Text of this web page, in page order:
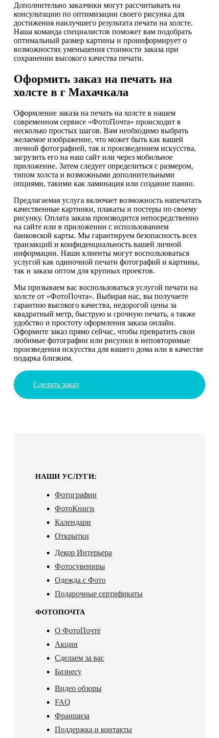
Дополнительно заказчики могут рассчитывать на
консультацию по оптимизации своего рисунка для
достижения наилучшего результата печати на холсте.
Наша команда специалистов поможет вам подобрать
оптимальный размер картины и проинформирует о
возможностях уменьшения стоимости заказа при
сохранении высокого качества печати.
Оформить заказ на печать на
холсте в г Махачкала
Оформление заказа на печать на холсте в нашем
современном сервисе «ФотоПочта» происходит в
несколько простых шагов. Вам необходимо выбрать
желаемое изображение, что может быть как вашей
личной фотографией, так и произведением искусства,
загрузить его на наш сайт или через мобильное
приложение. Затем следует определиться с размером,
типом холста и возможными дополнительными
опциями, такими как ламинация или создание панно.
Предлагаемая услуга включает возможность напечатать
качественные картинки, плакаты и постеры по своему
рисунку. Оплата заказа производится непосредственно
на сайте или в приложении с использованием
банковской карты. Мы гарантируем безопасность всех
транзакций и конфиденциальность вашей личной
информации. Наши клиенты могут воспользоваться
услугой как одиночной печати фотографий и картины,
так и заказа оптом для крупных проектов.
Мы призываем вас воспользоваться услугой печати на
холсте от «ФотоПочта». Выбирая нас, вы получаете
гарантию высокого качества, недорогой цены за
квадратный метр, быструю и срочную печать, а также
удобство и простоту оформления заказа онлайн.
Оформите заказ прямо сейчас, чтобы превратить свои
любимые фотографии или рисунки в неповторимые
произведения искусства для вашего дома или в качестве
подарка близким.
Сделать заказ
НАШИ УСЛУГИ:
Фотографии
ФотоКниги
Календари
Открытки
Декор Интерьера
Фотосувениры
Одежда с Фото
Подарочные сертификаты
ФОТОПОЧТА
О ФотоПочте
Акции
Сделаем за вас
Бизнесу
Видео обзоры
FAQ
Франшиза
Поддержка и контакты